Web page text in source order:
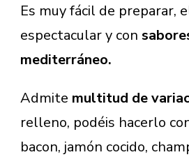
Es muy fácil de preparar,
espectacular y con
mediterráneo.
Admite multitud de
relleno, podéis hacerlo
bacon, jamón cocido,